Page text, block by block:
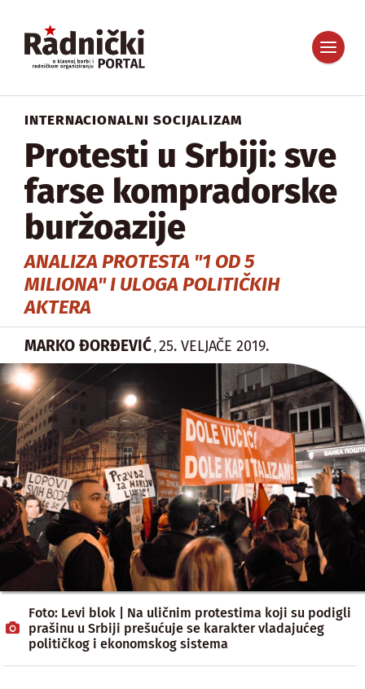
INTERNACIONALNI SOCIJALIZAM
Protesti u Srbiji: sve
farse kompradorske
buržoazije
ANALIZA PROTESTA "1 OD 5
MILIONA" I ULOGA POLITIČKIH
AKTERA
MARKO ĐORĐEVIĆ , 25. VELJAČE 2019.
Foto: Levi blok | Na uličnim protestima koji su podigli
prašinu u Srbiji prešućuje se karakter vladajućeg
političkog i ekonomskog sistema